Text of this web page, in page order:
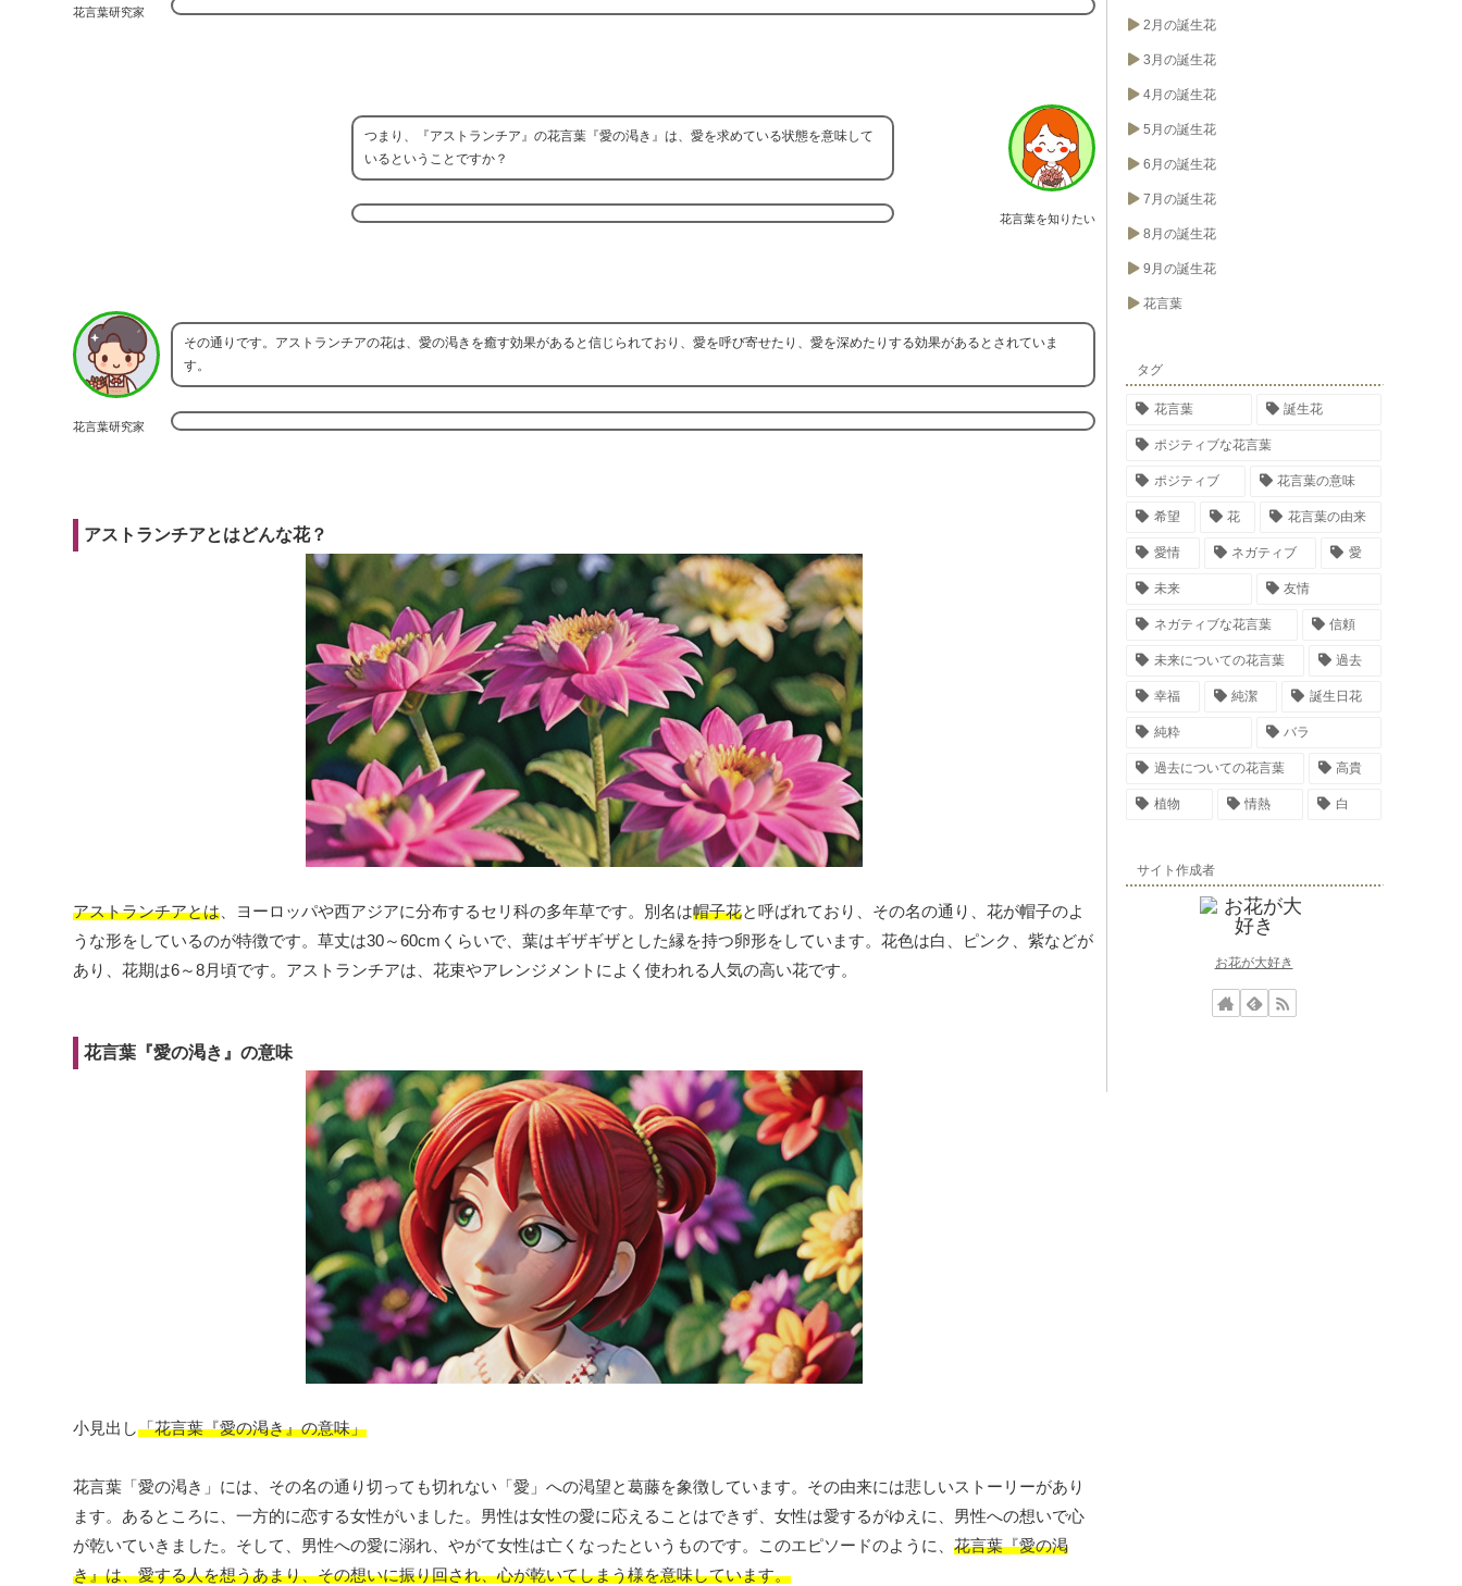
花言葉研究家
花言葉を知りたい
つまり、『アストランチア』の花言葉『愛の渇き』は、愛を求めている状態を意味して
いるということですか？
花言葉研究家
その通りです。アストランチアの花は、愛の渇きを癒す効果があると信じられており、愛を呼び寄せたり、愛を深めたりする効果があるとされていま
す。
アストランチアとはどんな花？
アストランチアとは 、ヨーロッパや西アジアに分布するセリ科の多年草です。別名は帽子花と呼ばれており、その名の通り、花が帽子のよ
うな形をしているのが特徴です。草丈は30～60cmくらいで、葉はギザギザとした縁を持つ卵形をしています。花色は白、ピンク、紫などが
あり、花期は6～8月頃です。アストランチアは、花束やアレンジメントによく使われる人気の高い花です。
花言葉『愛の渇き』の意味
小見出し「花言葉『愛の渇き』の意味」
花言葉「愛の渇き」には、その名の通り切っても切れない「愛」への渇望と葛藤を象徴しています。その由来には悲しいストーリーがあり
ます。あるところに、一方的に恋する女性がいました。男性は女性の愛に応えることはできず、女性は愛するがゆえに、男性への想いで心
が乾いていきました。そして、男性への愛に溺れ、やがて女性は亡くなったというものです。このエピソードのように、 花言葉『愛の渇
き』は、愛する人を想うあまり、その想いに振り回され、心が乾いてしまう様を意味しています。
2月の誕生花
3月の誕生花
4月の誕生花
5月の誕生花
6月の誕生花
7月の誕生花
8月の誕生花
9月の誕生花
花言葉
タグ
花言葉 誕生花
ポジティブな花言葉
ポジティブ 花言葉の意味
希望 花 花言葉の由来
愛情 ネガティブ 愛
未来 友情
ネガティブな花言葉 信頼
未来についての花言葉 過去
幸福 純潔 誕生日花
純粋 バラ
過去についての花言葉 高貴
植物 情熱 白
サイト作成者
お花が大好き